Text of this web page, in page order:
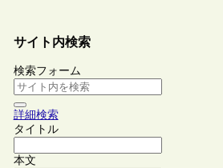
サイト内検索
検索フォーム
詳細検索
タイトル
本文